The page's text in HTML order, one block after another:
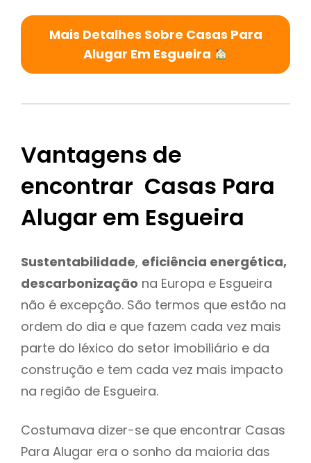
Mais Detalhes Sobre Casas Para
Alugar Em Esgueira
Vantagens de
encontrar Casas Para
Alugar em Esgueira
Sustentabilidade, eficiência energética,
descarbonização na Europa e Esgueira
não é excepção. São termos que estão na
ordem do dia e que fazem cada vez mais
parte do léxico do setor imobiliário e da
construção e tem cada vez mais impacto
na região de Esgueira.
Costumava dizer-se que encontrar Casas
Para Alugar era o sonho da maioria das